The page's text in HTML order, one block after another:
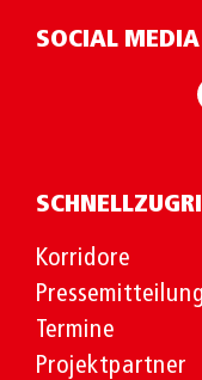
SOCIAL MEDIA
Korridore
Termine
Projektpartner